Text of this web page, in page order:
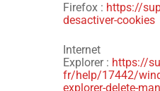
Firefox : https://
desactiver-cookies
Internet
Explorer : https://
fr/help/17442/
explorer-delete-